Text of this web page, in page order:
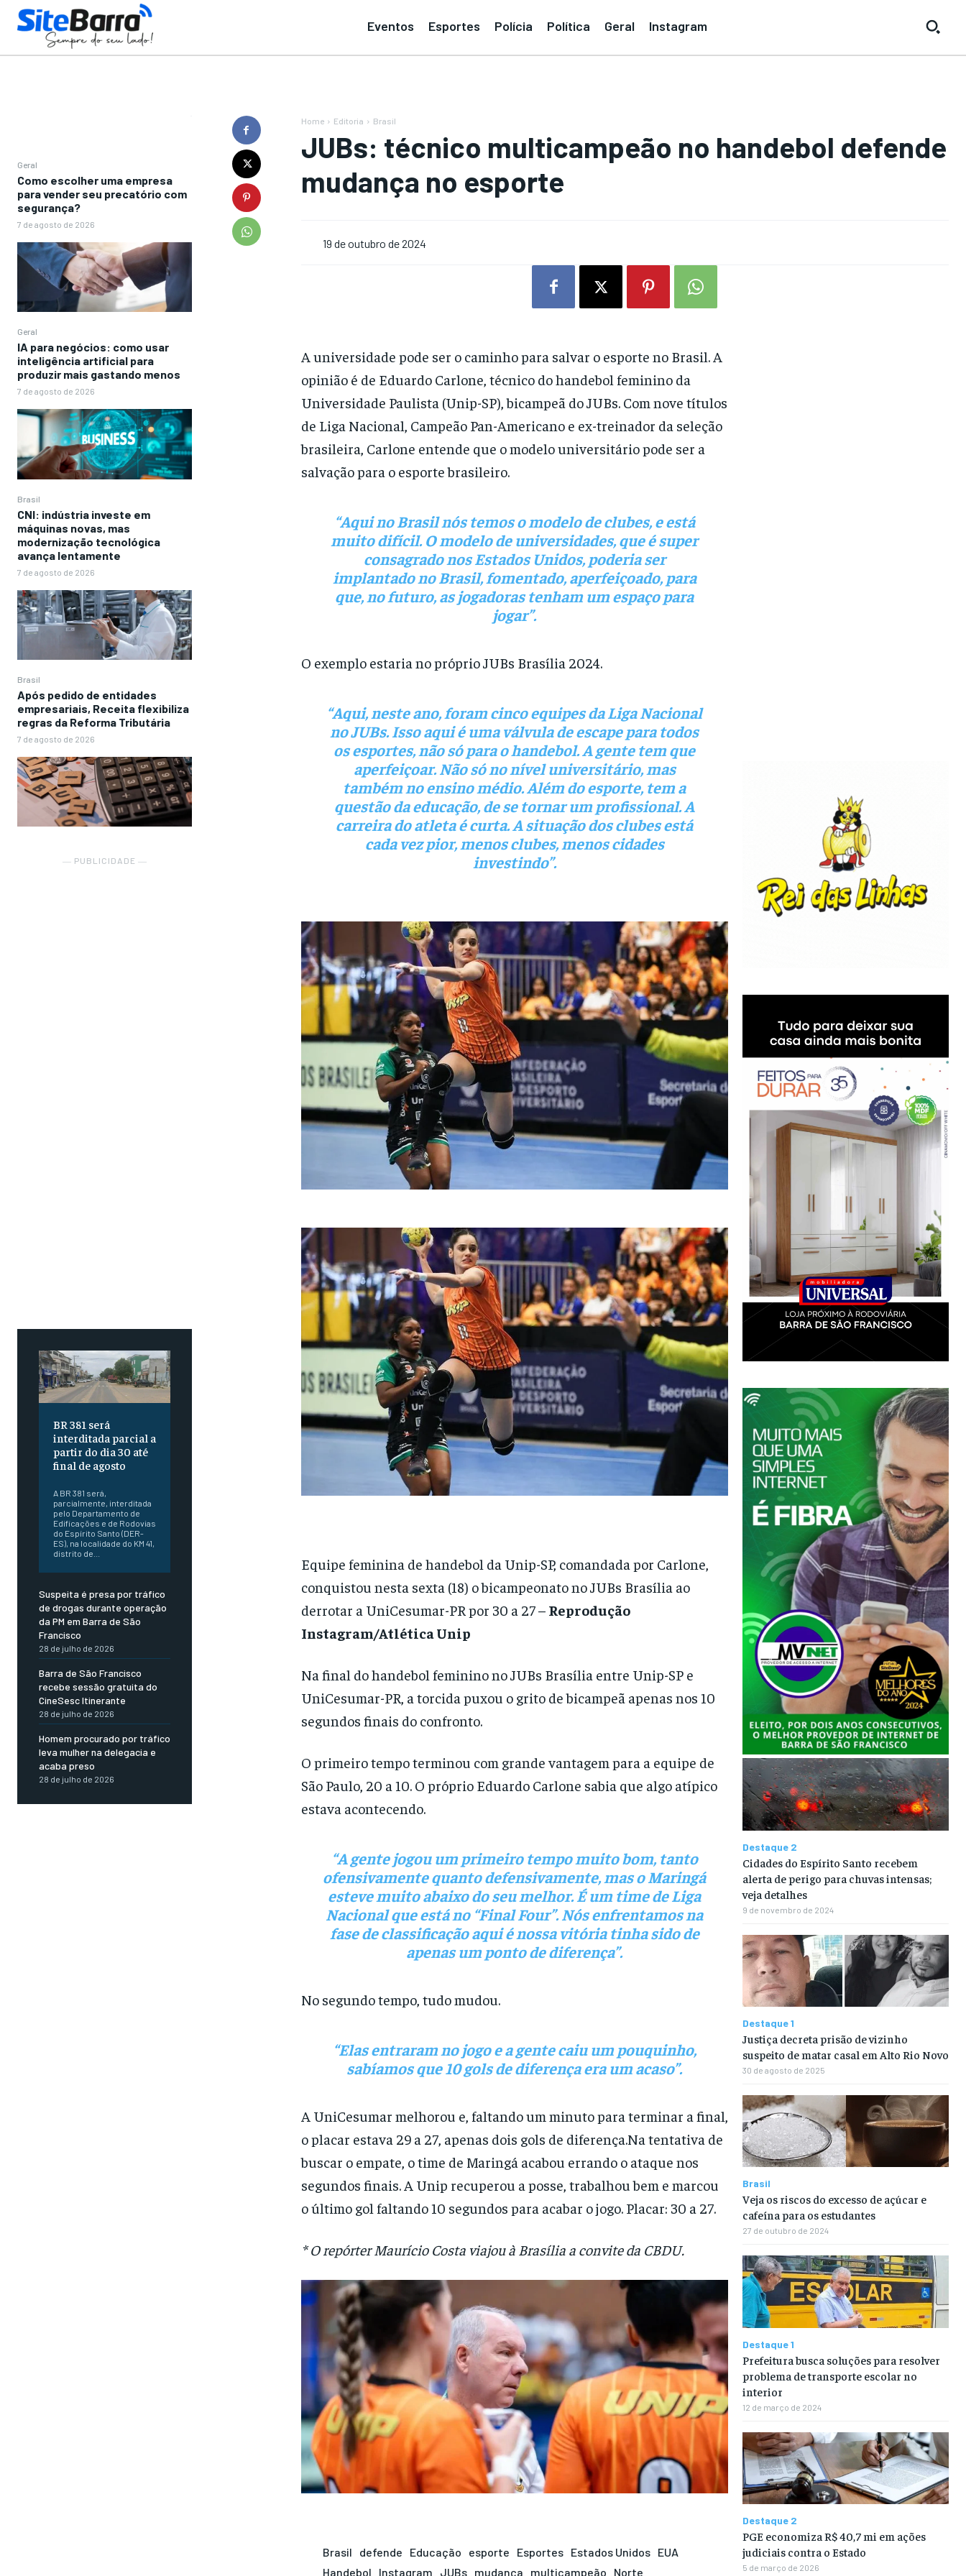
Eventos Esportes Polícia Política Geral Instagram
Geral
Como escolher uma empresa
para vender seu precatório com
segurança?
7 de agosto de 2026
Geral
IA para negócios: como usar
inteligência artificial para
produzir mais gastando menos
7 de agosto de 2026
Brasil
CNI: indústria investe em
máquinas novas, mas
modernização tecnológica
avança lentamente
7 de agosto de 2026
Brasil
Após pedido de entidades
empresariais, Receita flexibiliza
regras da Reforma Tributária
7 de agosto de 2026
― PUBLICIDADE ―
BR 381 será
interditada parcial a
partir do dia 30 até
final de agosto
A BR 381 será,
parcialmente, interditada
pelo Departamento de
Edificações e de Rodovias
do Espírito Santo (DER-
ES), na localidade do KM 41,
distrito de...
Suspeita é presa por tráfico
de drogas durante operação
da PM em Barra de São
Francisco
28 de julho de 2026
Barra de São Francisco
recebe sessão gratuita do
CineSesc Itinerante
28 de julho de 2026
Homem procurado por tráfico
leva mulher na delegacia e
acaba preso
28 de julho de 2026
Home Editoria Brasil
JUBs: técnico multicampeão no handebol defende
mudança no esporte
19 de outubro de 2024
A universidade pode ser o caminho para salvar o esporte no Brasil. A
opinião é de Eduardo Carlone, técnico do handebol feminino da
Universidade Paulista (Unip-SP), bicampeã do JUBs. Com nove títulos
de Liga Nacional, Campeão Pan-Americano e ex-treinador da seleção
brasileira, Carlone entende que o modelo universitário pode ser a
salvação para o esporte brasileiro.
“Aqui no Brasil nós temos o modelo de clubes, e está
muito difícil. O modelo de universidades, que é super
consagrado nos Estados Unidos, poderia ser
implantado no Brasil, fomentado, aperfeiçoado, para
que, no futuro, as jogadoras tenham um espaço para
jogar”.
O exemplo estaria no próprio JUBs Brasília 2024.
“Aqui, neste ano, foram cinco equipes da Liga Nacional
no JUBs. Isso aqui é uma válvula de escape para todos
os esportes, não só para o handebol. A gente tem que
aperfeiçoar. Não só no nível universitário, mas
também no ensino médio. Além do esporte, tem a
questão da educação, de se tornar um profissional. A
carreira do atleta é curta. A situação dos clubes está
cada vez pior, menos clubes, menos cidades
investindo”.
Equipe feminina de handebol da Unip-SP, comandada por Carlone,
conquistou nesta sexta (18) o bicampeonato no JUBs Brasília ao
derrotar a UniCesumar-PR por 30 a 27 – Reprodução
Instagram/Atlética Unip
Na final do handebol feminino no JUBs Brasília entre Unip-SP e
UniCesumar-PR, a torcida puxou o grito de bicampeã apenas nos 10
segundos finais do confronto.
O primeiro tempo terminou com grande vantagem para a equipe de
São Paulo, 20 a 10. O próprio Eduardo Carlone sabia que algo atípico
estava acontecendo.
“A gente jogou um primeiro tempo muito bom, tanto
ofensivamente quanto defensivamente, mas o Maringá
esteve muito abaixo do seu melhor. É um time de Liga
Nacional que está no “Final Four”. Nós enfrentamos na
fase de classificação aqui é nossa vitória tinha sido de
apenas um ponto de diferença”.
No segundo tempo, tudo mudou.
“Elas entraram no jogo e a gente caiu um pouquinho,
sabíamos que 10 gols de diferença era um acaso”.
A UniCesumar melhorou e, faltando um minuto para terminar a final,
o placar estava 29 a 27, apenas dois gols de diferença.Na tentativa de
buscar o empate, o time de Maringá acabou errando o ataque nos
segundos finais. A Unip recuperou a posse, trabalhou bem e marcou
o último gol faltando 10 segundos para acabar o jogo. Placar: 30 a 27.
* O repórter Maurício Costa viajou à Brasília a convite da CBDU.
Brasil defende Educação esporte Esportes Estados Unidos EUA
Handebol
Instagram JUBs mudança multicampeão Norte
Destaque 2
Cidades do Espírito Santo recebem
alerta de perigo para chuvas intensas;
veja detalhes
9 de novembro de 2024
Destaque 1
Justiça decreta prisão de vizinho
suspeito de matar casal em Alto Rio Novo
30 de agosto de 2025
Brasil
Veja os riscos do excesso de açúcar e
cafeína para os estudantes
27 de outubro de 2024
Destaque 1
Prefeitura busca soluções para resolver
problema de transporte escolar no
interior
12 de março de 2024
Destaque 2
PGE economiza R$ 40,7 mi em ações
judiciais contra o Estado
5 de março de 2026